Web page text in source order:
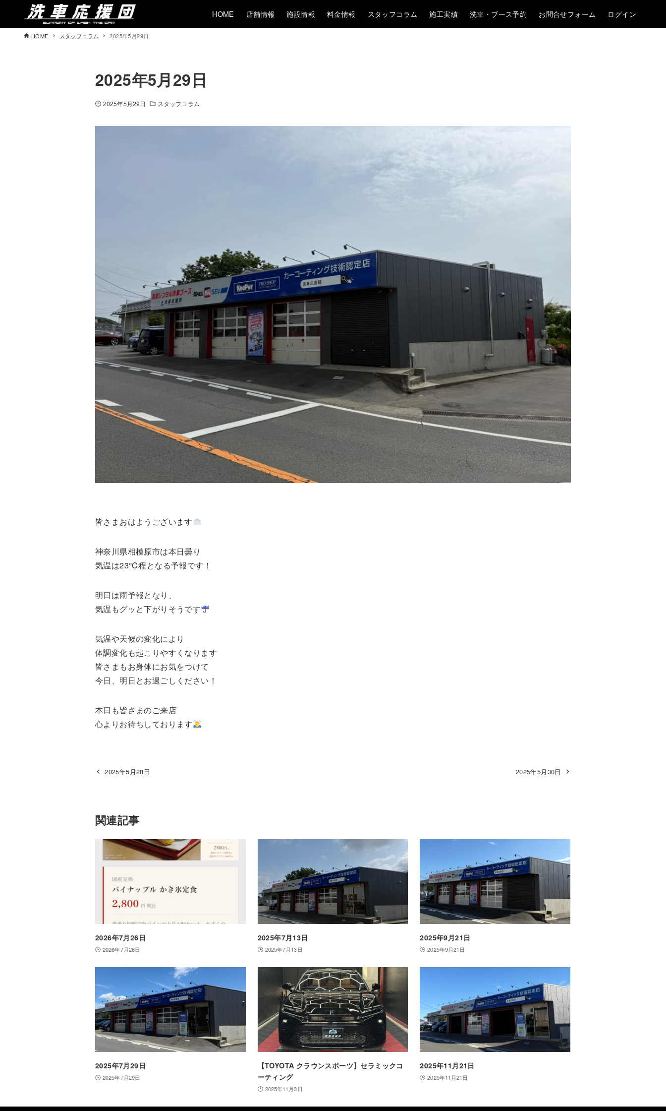
HOME 店舗情報 施設情報 料金情報 スタッフコラム 施工実績 洗車・ブース予約 お問合せフォーム ログイン
HOME スタッフコラム 2025年5月29日
2025年5月29日
2025年5月29日 スタッフコラム
皆さまおはようございます
神奈川県相模原市は本日曇り
気温は23℃程となる予報です！
明日は雨予報となり、
気温もグッと下がりそうです
気温や天候の変化により
体調変化も起こりやすくなります
皆さまもお身体にお気をつけて
今日、明日とお過ごしください！
本日も皆さまのご来店
心よりお待ちしております
2025年5月28日 2025年5月30日
関連記事
2026年7月26日
2026年7月26日
2025年7月13日
2025年7月13日
2025年9月21日
2025年9月21日
2025年7月29日
2025年7月29日
【TOYOTA クラウンスポーツ】セラミックコ
ーティング
2025年11月3日
2025年11月21日
2025年11月21日